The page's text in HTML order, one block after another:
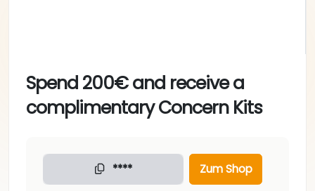
Spend 200€ and receive a
complimentary Concern Kits
**** Zum Shop